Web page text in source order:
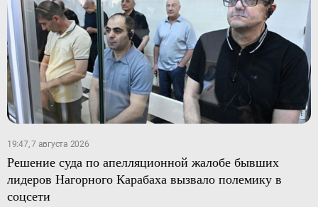
19:47, 7 августа 2026
Решение суда по апелляционной жалобе бывших
лидеров Нагорного Карабаха вызвало полемику в
соцсети